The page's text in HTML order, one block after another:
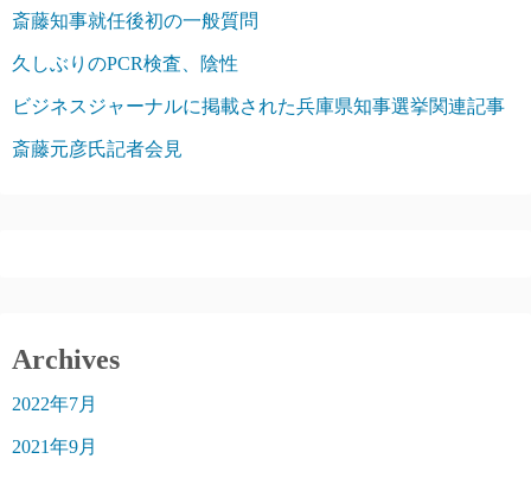
斎藤知事就任後初の一般質問
久しぶりのPCR検査、陰性
ビジネスジャーナルに掲載された兵庫県知事選挙関連記事
斎藤元彦氏記者会見
Archives
2022年7月
2021年9月